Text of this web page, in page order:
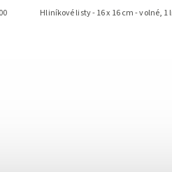
Hliníkové listy - 16 x 16 cm - volné, 1